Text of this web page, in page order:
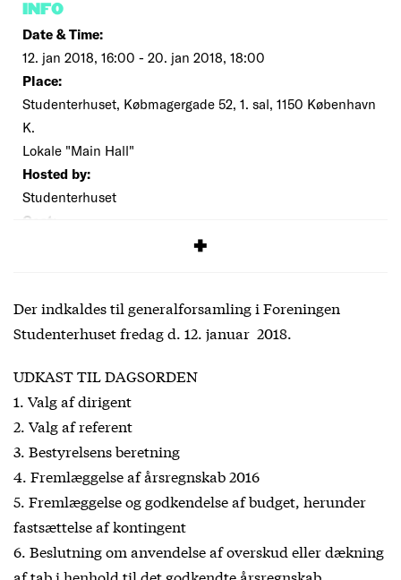
INFO
Date & Time:
12. jan 2018, 16:00 - 20. jan 2018, 18:00
Place:
Studenterhuset, Købmagergade 52, 1. sal, 1150 København
K.
Lokale "Main Hall"
Hosted by:
Studenterhuset
Cost:
Der indkaldes til generalforsamling i Foreningen
Studenterhuset fredag d. 12. januar 2018.
UDKAST TIL DAGSORDEN
1. Valg af dirigent
2. Valg af referent
3. Bestyrelsens beretning
4. Fremlæggelse af årsregnskab 2016
5. Fremlæggelse og godkendelse af budget, herunder
fastsættelse af kontingent
6. Beslutning om anvendelse af overskud eller dækning